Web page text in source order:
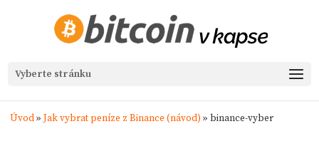
Vyberte stránku
Úvod» Jak vybrat peníze z Binance (návod) » binance-vyber